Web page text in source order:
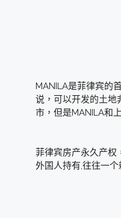
MANILA是菲律宾的
说，可以开发的土地
市，但是MANILA和
菲律宾房产永久产权
外国人持有,往往一